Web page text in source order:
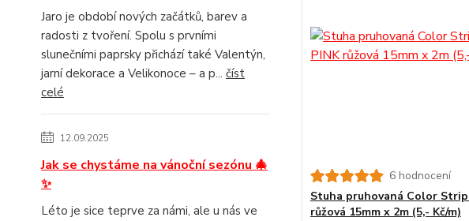
Jaro je období nových začátků, barev a
radosti z tvoření. Spolu s prvními
slunečními paprsky přichází také Valentýn,
jarní dekorace a Velikonoce – a p... číst
celé
12.09.2025
Jak se chystáme na vánoční sezónu 🎄
✨
Léto je sice teprve za námi, ale u nás ve
6 hodnocení
Stuha pruhovaná Color
růžová 15mm x 2m (5,- Kč/m)